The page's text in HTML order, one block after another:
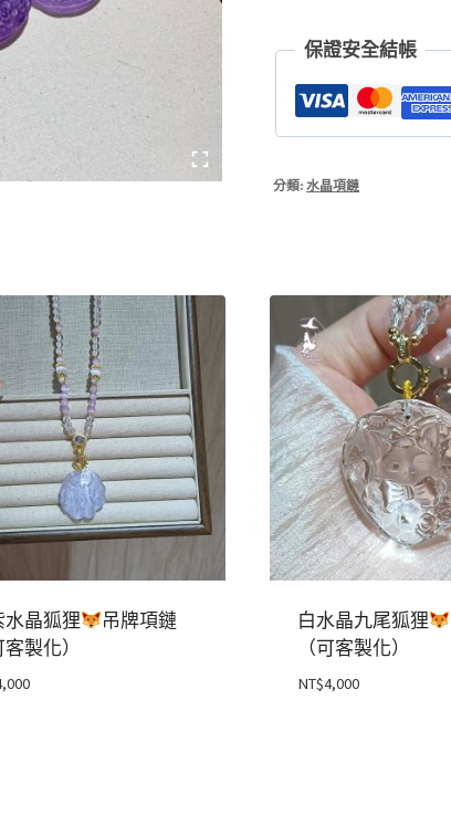
（可
化）
量
保證安全結帳
分類:水晶項鏈
水晶狐狸
吊牌項鏈
製化）
白水晶九尾狐狸
（可客製化）
NT$4,000